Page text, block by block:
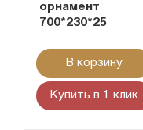
орнамент
700*230*25
В корзину
Купить в 1 клик